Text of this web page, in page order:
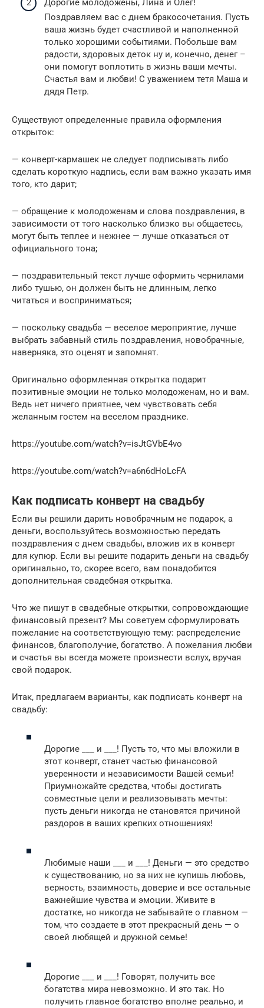
Дорогие молодожены, Лина и Олег!
Поздравляем вас с днем бракосочетания. Пусть
ваша жизнь будет счастливой и наполненной
только хорошими событиями. Побольше вам
радости, здоровых деток ну и, конечно, денег –
они помогут воплотить в жизнь ваши мечты.
Счастья вам и любви! С уважением тетя Маша и
дядя Петр.
Существуют определенные правила оформления
открыток:
— конверт-кармашек не следует подписывать либо
сделать короткую надпись, если вам важно указать имя
того, кто дарит;
— обращение к молодоженам и слова поздравления, в
зависимости от того насколько близко вы общаетесь,
могут быть теплее и нежнее — лучше отказаться от
официального тона;
— поздравительный текст лучше оформить чернилами
либо тушью, он должен быть не длинным, легко
читаться и восприниматься;
— поскольку свадьба — веселое мероприятие, лучше
выбрать забавный стиль поздравления, новобрачные,
наверняка, это оценят и запомнят.
Оригинально оформленная открытка подарит
позитивные эмоции не только молодоженам, но и вам.
Ведь нет ничего приятнее, чем чувствовать себя
желанным гостем на веселом празднике.
https://youtube.com/watch?v=isJtGVbE4vo
https://youtube.com/watch?v=a6n6dHoLcFA
Как подписать конверт на свадьбу
Если вы решили дарить новобрачным не подарок, а
деньги, воспользуйтесь возможностью передать
поздравления с днем свадьбы, вложив их в конверт
для купюр. Если вы решите подарить деньги на свадьбу
оригинально, то, скорее всего, вам понадобится
дополнительная свадебная открытка.
Что же пишут в свадебные открытки, сопровождающие
финансовый презент? Мы советуем сформулировать
пожелание на соответствующую тему: распределение
финансов, благополучие, богатство. А пожелания любви
и счастья вы всегда можете произнести вслух, вручая
свой подарок.
Итак, предлагаем варианты, как подписать конверт на
свадьбу:
Дорогие ___ и ___! Пусть то, что мы вложили в
этот конверт, станет частью финансовой
уверенности и независимости Вашей семьи!
Приумножайте средства, чтобы достигать
совместные цели и реализовывать мечты:
пусть деньги никогда не становятся причиной
раздоров в ваших крепких отношениях!
Любимые наши ___ и ___! Деньги — это средство
к существованию, но за них не купишь любовь,
верность, взаимность, доверие и все остальные
важнейшие чувства и эмоции. Живите в
достатке, но никогда не забывайте о главном —
том, что создаете в этот прекрасный день — о
своей любящей и дружной семье!
Дорогие ___ и ___! Говорят, получить все
богатства мира невозможно. И это так. Но
получить главное богатство вполне реально, и